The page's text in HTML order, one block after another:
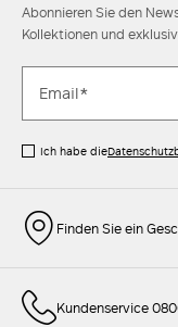
Abonnieren Sie den
Kollektionen und
Ich habe die
Finden Sie ein
Kundenservice